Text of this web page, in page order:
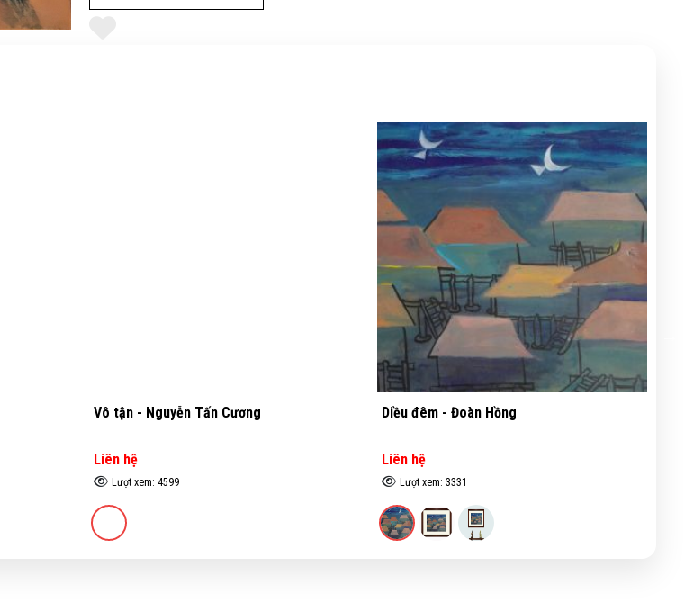
Vô tận - Nguyễn Tấn Cương
Liên hệ
Lượt xem: 4599
Diều đêm - Đoàn Hồng
Liên hệ
Lượt xem: 3331